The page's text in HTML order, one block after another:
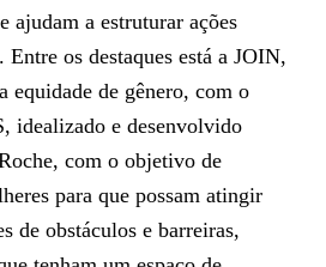
ajudam a estruturar ações
Entre os destaques está a JOIN,
equidade de gênero, com o
idealizado e desenvolvido
com o objetivo de
para que possam atingir
de obstáculos e barreiras,